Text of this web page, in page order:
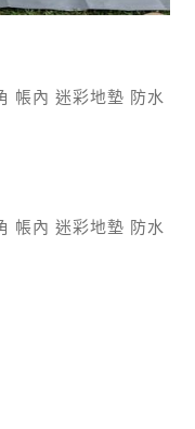
帳內 迷彩地墊 防水
帳內 迷彩地墊 防水